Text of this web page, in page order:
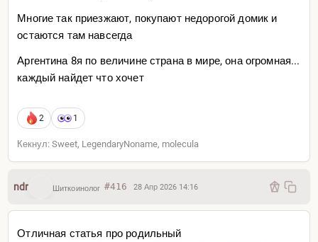
Многие так приезжают, покупают недорогой домик и
остаются там навсегда
Аргентина 8я по величине страна в мире, она огромная...
каждый найдет что хочет
2 1
Кекнул: Sweet, LegendaryNoname, molecula
ndr Шиткоинолог #416 28 Апр 2026 14:16
Отличная статья про родильный